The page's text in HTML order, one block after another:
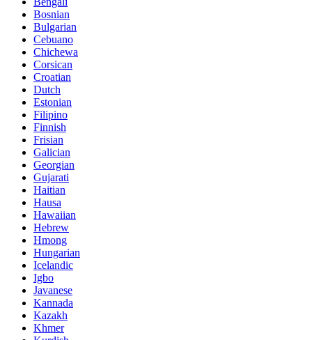
Bosnian
Bulgarian
Cebuano
Chichewa
Corsican
Croatian
Dutch
Estonian
Filipino
Finnish
Frisian
Galician
Georgian
Gujarati
Haitian
Hausa
Hawaiian
Hebrew
Hmong
Hungarian
Icelandic
Igbo
Javanese
Kannada
Kazakh
Khmer